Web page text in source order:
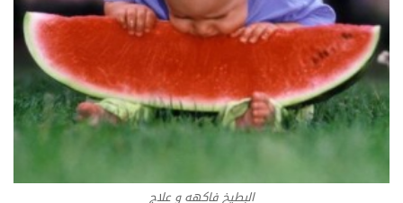
البطيخ فاكهه و علاج